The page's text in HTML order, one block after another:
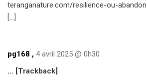
teranganature.com/resilience-ou-
[…]
pg168 , 4 avril 2025 @ 0h30
… [Trackback]